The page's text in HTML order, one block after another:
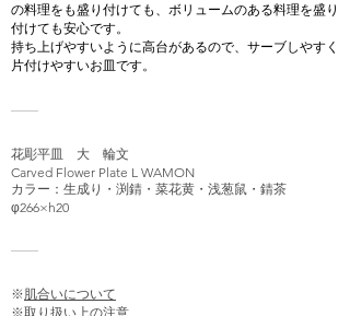
の料理をも盛り付けても、ボリュームのある料理を盛り
付けても安心です。
持ち上げやすいように高台があるので、サーブしやすく
片付けやすいお皿です。
花彫平皿 大 輪文
Carved Flower Plate L WAMON
カラー：生成り・渕錆・菜花黄・浅葱鼠・錆茶
φ266×h20
※肌合いについて
※取り扱い上の注意